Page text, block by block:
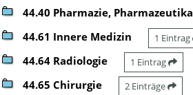
44.40 Pharmazie, Pharmazeutika
44.61 Innere Medizin 1 Eintrag
44.64 Radiologie 1 Eintrag
44.65 Chirurgie 2 Einträge